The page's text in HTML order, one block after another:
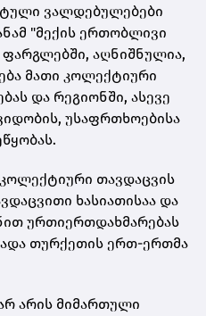
ვალდებულებები
"მექის ერთობლივი
ფარგლებში, აღნიშნულია,
მათი კოლექტიური
და რეგიონში, ასევე
უსაფრთხოებისა
თავდაცვის
ხასიათისაა და
ურთიერთდახმარებას
თურქეთის ერთ-ერთმა
არის მიმართული